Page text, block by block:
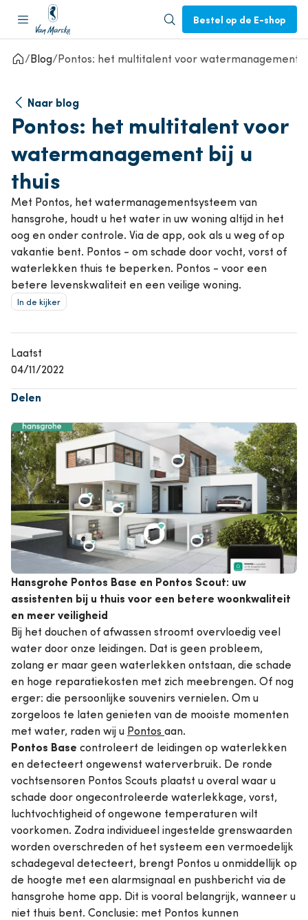
Bestel op de E-shop
Blog Pontos: het multitalent voor watermanagement
Naar blog
Pontos: het multitalent voor
watermanagement bij u
thuis
Met Pontos, het watermanagementsysteem van
hansgrohe, houdt u het water in uw woning altijd in het
oog en onder controle. Via de app, ook als u weg of op
vakantie bent. Pontos - om schade door vocht, vorst of
waterlekken thuis te beperken. Pontos - voor een
betere levenskwaliteit en een veilige woning.
In de kijker
Laatst
04/11/2022
Delen
Afbeelding
Hansgrohe Pontos Base en Pontos Scout: uw
assistenten bij u thuis voor een betere woonkwaliteit
en meer veiligheid
Bij het douchen of afwassen stroomt overvloedig veel
water door onze leidingen. Dat is geen probleem,
zolang er maar geen waterlekken ontstaan, die schade
en hoge reparatiekosten met zich meebrengen. Of nog
erger: die persoonlijke souvenirs vernielen. Om u
zorgeloos te laten genieten van de mooiste momenten
met water, raden wij u Pontos aan.
Pontos Base controleert de leidingen op waterlekken
en detecteert ongewenst waterverbruik. De ronde
vochtsensoren Pontos Scouts plaatst u overal waar u
schade door ongecontroleerde waterlekkage, vorst,
luchtvochtigheid of ongewone temperaturen wilt
voorkomen. Zodra individueel ingestelde grenswaarden
worden overschreden of het systeem een vermoedelijk
schadegeval detecteert, brengt Pontos u onmiddellijk op
de hoogte met een alarmsignaal en pushbericht via de
hansgrohe home app. Dit is vooral belangrijk, wanneer u
niet thuis bent. Conclusie: met Pontos kunnen